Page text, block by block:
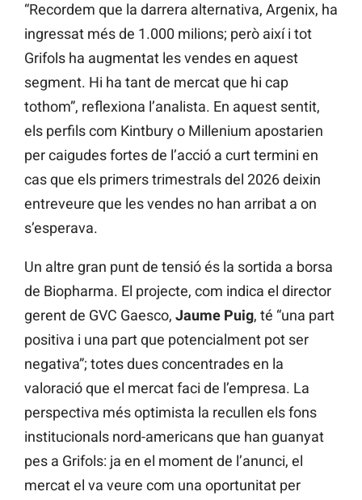
“Recordem que la darrera alternativa, Argenix, ha
ingressat més de 1.000 milions; però així i tot
Grifols ha augmentat les vendes en aquest
segment. Hi ha tant de mercat que hi cap
tothom”, reflexiona l’analista. En aquest sentit,
els perfils com Kintbury o Millenium apostarien
per caigudes fortes de l’acció a curt termini en
cas que els primers trimestrals del 2026 deixin
entreveure que les vendes no han arribat a on
s’esperava.
Un altre gran punt de tensió és la sortida a borsa
de Biopharma. El projecte, com indica el director
gerent de GVC Gaesco, Jaume Puig, té “una part
positiva i una part que potencialment pot ser
negativa”; totes dues concentrades en la
valoració que el mercat faci de l’empresa. La
perspectiva més optimista la recullen els fons
institucionals nord-americans que han guanyat
pes a Grifols: ja en el moment de l’anunci, el
mercat el va veure com una oportunitat per